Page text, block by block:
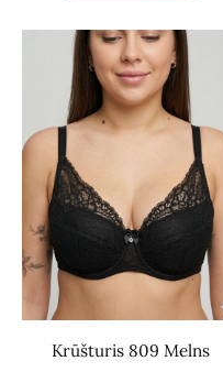
Krūšturis 809 Melns